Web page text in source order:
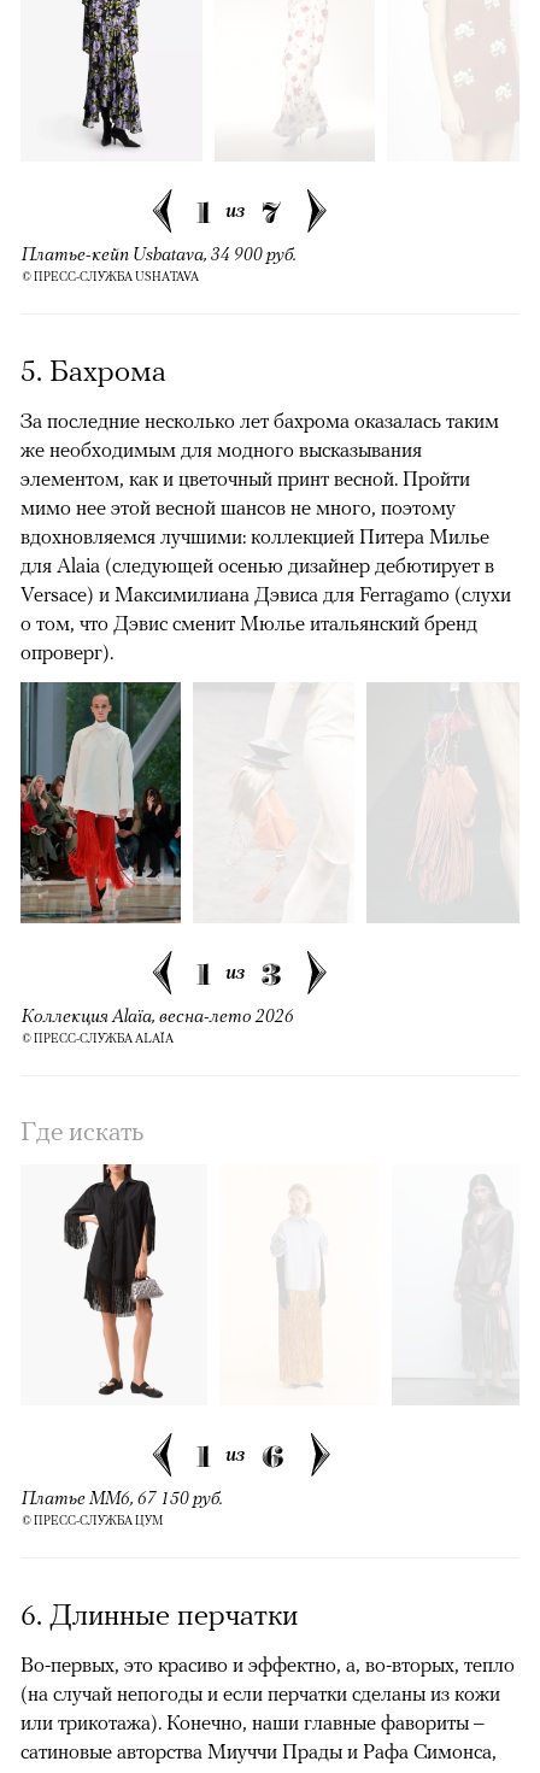
1 из 7
Платье-кейп Ushatava, 34 900 руб.
© ПРЕСС-СЛУЖБА USHATAVA
5. Бахрома
За последние несколько лет бахрома оказалась таким
же необходимым для модного высказывания
элементом, как и цветочный принт весной. Пройти
мимо нее этой весной шансов не много, поэтому
вдохновляемся лучшими: коллекцией Питера Милье
для Alaia (следующей осенью дизайнер дебютирует в
Versace) и Максимилиана Дэвиса для Ferragamo (слухи
о том, что Дэвис сменит Мюлье итальянский бренд
опроверг).
1 из 3
Коллекция Alaïa, весна-лето 2026
© ПРЕСС-СЛУЖБА ALAÏA
Где искать
1 из 6
Платье ММ6, 67 150 руб.
© ПРЕСС-СЛУЖБА ЦУМ
6. Длинные перчатки
Во-первых, это красиво и эффектно, а, во-вторых, тепло
(на случай непогоды и если перчатки сделаны из кожи
или трикотажа). Конечно, наши главные фавориты –
сатиновые авторства Миуччи Прады и Рафа Симонса,